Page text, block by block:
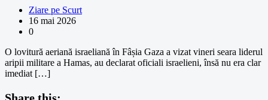
Ziare pe Scurt
16 mai 2026
0
O lovitură aeriană israeliană în Fâșia Gaza a vizat vineri seara liderul
aripii militare a Hamas, au declarat oficiali israelieni, însă nu era clar
imediat […]